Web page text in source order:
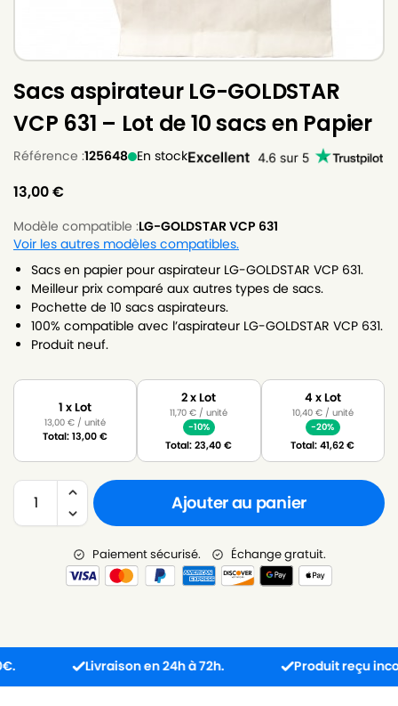
Sacs aspirateur LG-GOLDSTAR
VCP 631 – Lot de 10 sacs en Papier
Référence :125648 En stock
13,00€
Modèle compatible :LG-GOLDSTAR VCP 631
Voir les autres modèles compatibles.
Sacs en papier pour aspirateur LG-GOLDSTAR VCP 631.
Meilleur prix comparé aux autres types de sacs.
Pochette de 10 sacs aspirateurs.
100% compatible avec l’aspirateur LG-GOLDSTAR VCP 631.
Produit neuf.
1 x Lot
13,00€ / unité
Total:13,00€
2 x Lot
11,70€ / unité
-10%
Total:23,40€
4 x Lot
10,40 €/ unité
-20%
Total:41,62€
Ajouter au panier
Paiement sécurisé. Échange gratuit.
Livraison en 24h à 72h. Produit reçu